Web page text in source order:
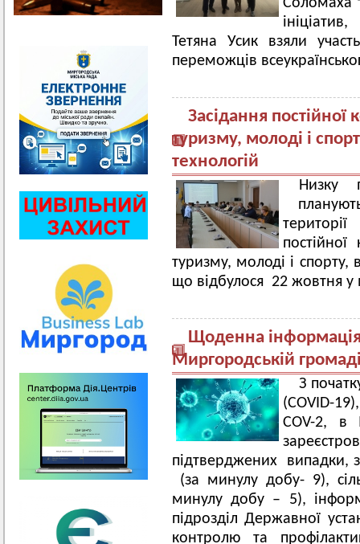
Соломаха
Тетяна Усик взяли
переможців
Засідання постійної
туризму, молоді і
технологій
Низку
туризму, молоді і
що відбулося 22 жовтня у
Щоденна
Миргородській
З
(COVID-
COV-2, в
підтверджених випадки,
(за минулу добу- 9),
минулу добу – 5),
підрозділ Державної
контролю та